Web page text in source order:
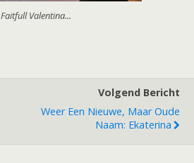
Faitfull Valentina...
Volgend Bericht
Weer Een Nieuwe, Maar Oude
Naam: Ekaterina